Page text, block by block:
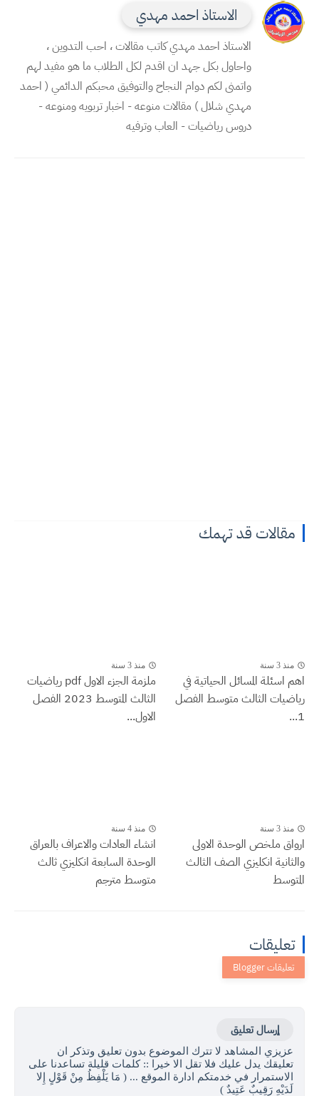
الاستاذ احمد مهدي
الاستاذ احمد مهدي كاتب مقالات ، احب التدوين ،
واحاول بكل جهد ان اقدم لكل الطلاب ما هو مفيد لهم
واتمنى لكم دوام النجاح والتوفيق محبكم الدائمي ( احمد
مهدي شلال ) مقالات منوعه - اخبار تربويه ومنوعه -
دروس رياضيات - العاب وترفيه
مقالات قد تهمك
منذ 3 سنة
اهم اسئلة المسائل الحياتية في
رياضيات الثالث متوسط الفصل
1...
منذ 3 سنة
ملزمة الجزء الاول pdf رياضيات
الثالث المتوسط 2023 الفصل
الاول...
منذ 3 سنة
ارواق ملخص الوحدة الاولى
والثانية انكليزي الصف الثالث
المتوسط
منذ 4 سنة
انشاء العادات والاعراف بالعراق
الوحدة السابعة انكليزي ثالث
متوسط مترجم
تعليقات
إرسال تعليق
عزيزي المشاهد لا تترك الموضوع بدون تعليق وتذكر ان
تعليقك يدل عليك فلا تقل الا خيرا :: كلمات قليلة تساعدنا على
الاستمرار في خدمتكم ادارة الموقع ... ( مَا يَلْفِظُ مِنْ قَوْلٍ إِلا
لَدَيْهِ رَقِيبٌ عَتِيدٌ )